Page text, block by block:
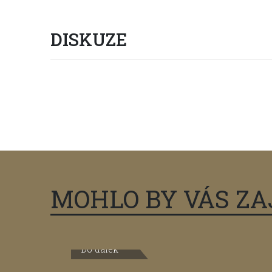
DISKUZE
MOHLO BY VÁS
Do dálek